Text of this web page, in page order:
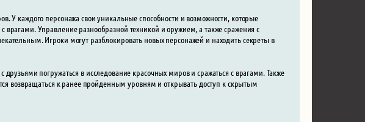
У каждого персонажа свои уникальные способности и возможности, которые
Управление разнообразной техникой и оружием, а также сражения с
Игроки могут разблокировать новых персонажей и находить секреты в
погружаться в исследование красочных миров и сражаться с врагами. Также
возвращаться к ранее пройденным уровням и открывать доступ к скрытым